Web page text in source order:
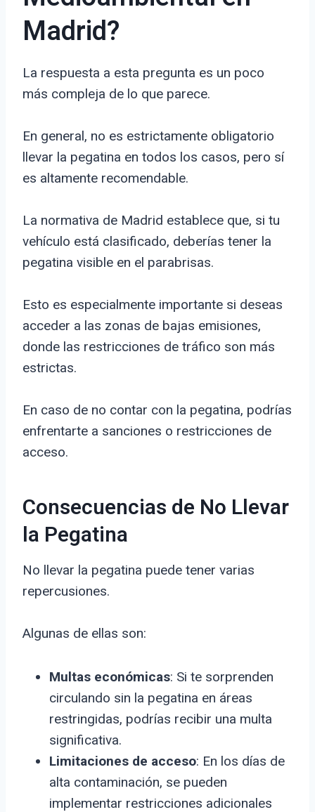
Madrid?
La respuesta a esta pregunta es un poco
más compleja de lo que parece.
En general, no es estrictamente obligatorio
llevar la pegatina en todos los casos, pero sí
es altamente recomendable.
La normativa de Madrid establece que, si tu
vehículo está clasificado, deberías tener la
pegatina visible en el parabrisas.
Esto es especialmente importante si deseas
acceder a las zonas de bajas emisiones,
donde las restricciones de tráfico son más
estrictas.
En caso de no contar con la pegatina, podrías
enfrentarte a sanciones o restricciones de
acceso.
Consecuencias de No Llevar
la Pegatina
No llevar la pegatina puede tener varias
repercusiones.
Algunas de ellas son:
Multas económicas: Si te sorprenden
circulando sin la pegatina en áreas
restringidas, podrías recibir una multa
significativa.
Limitaciones de acceso: En los días de
alta contaminación, se pueden
implementar restricciones adicionales